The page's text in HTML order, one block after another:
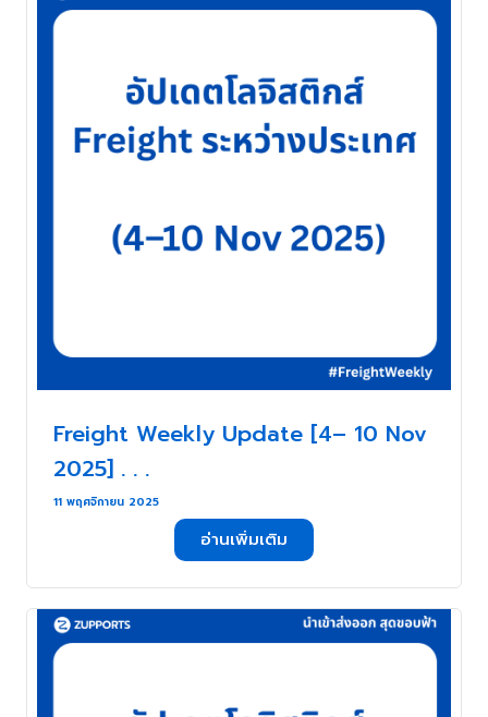
Freight Weekly Update [4– 10 Nov
2025] . . .
11 พฤศจิกายน 2025
อ่านเพิ่มเติม